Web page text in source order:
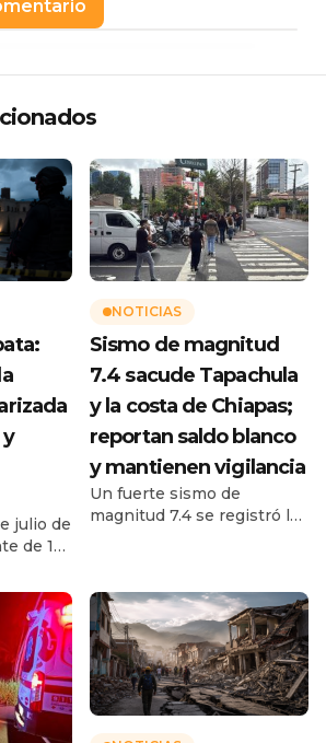
julio de
de 13
días en
verano
de
en
NOTICIAS
Sismo de magnitud
7.4 sacude Tapachula
y la costa de Chiapas;
reportan saldo blanco
y mantienen vigilancia
Un fuerte sismo de
magnitud 7.4 se registró la
provocando alarma y
evacuaciones preventivas
en Tapachula y diferentes
municipios de la región del
Soconusco. De acuerdo con
el reporte del Servicio